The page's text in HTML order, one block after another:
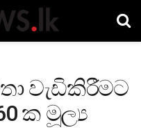
වැඩිකිරීමට
ක මූල්‍ය